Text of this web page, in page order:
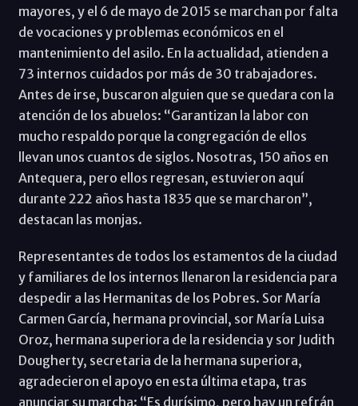
mayores, y el 6 de mayo de 2015 se marchan por falta
de vocaciones y problemas económicos en el
mantenimiento del asilo. En la actualidad, atienden a
73 internos cuidados por más de 30 trabajadores.
Antes de irse, buscaron alguien que se quedara con la
atención de los abuelos: “Garantizan la labor con
mucho respaldo porque la congregación de ellos
llevan unos cuantos de siglos. Nosotras, 150 años en
Antequera, pero ellos regresan, estuvieron aquí
durante 222 años hasta 1835 que se marcharon”,
destacan las monjas.
Representantes de todos los estamentos de la ciudad
y familiares de los internos llenaron la residencia para
despedir a las Hermanitas de los Pobres. Sor María
Carmen García, hermana provincial, sor María Luisa
Oroz, hermana superiora de la residencia y sor Judith
Dougherty, secretaria de la hermana superiora,
agradecieron el apoyo en esta última etapa, tras
anunciar su marcha: “Es durísimo, pero hay un refrán